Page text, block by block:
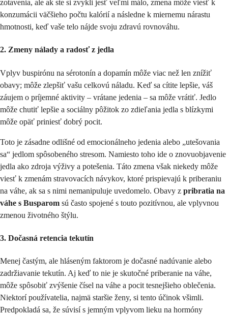
zotavenia, ale ak ste si zvykli jesť veľmi málo, zmena môže viesť k
konzumácii väčšieho počtu kalórií a následne k miernemu nárastu
hmotnosti, keď vaše telo nájde svoju zdravú rovnováhu.
2. Zmeny nálady a radosť z jedla
Vplyv buspirónu na sérotonín a dopamín môže viac než len znížiť
obavy; môže zlepšiť vašu celkovú náladu. Keď sa cítite lepšie, váš
záujem o príjemné aktivity – vrátane jedenia – sa môže vrátiť. Jedlo
môže chutiť lepšie a sociálny pôžitok zo zdieľania jedla s blízkymi
môže opäť priniesť dobrý pocit.
Toto je zásadne odlišné od emocionálneho jedenia alebo „utešovania
sa“ jedlom spôsobeného stresom. Namiesto toho ide o znovuobjavenie
jedla ako zdroja výživy a potešenia. Táto zmena však niekedy môže
viesť k zmenám stravovacích návykov, ktoré prispievajú k priberaniu
na váhe, ak sa s nimi nemanipuluje uvedomelo. Obavy z pribratia na
váhe s Busparom sú často spojené s touto pozitívnou, ale vplyvnou
zmenou životného štýlu.
3. Dočasná retencia tekutín
Menej častým, ale hláseným faktorom je dočasné nadúvanie alebo
zadržiavanie tekutín. Aj keď to nie je skutočné priberanie na váhe,
môže spôsobiť zvýšenie čísel na váhe a pocit tesnejšieho oblečenia.
Niektorí používatelia, najmä staršie ženy, si tento účinok všimli.
Predpokladá sa, že súvisí s jemným vplyvom lieku na hormóny